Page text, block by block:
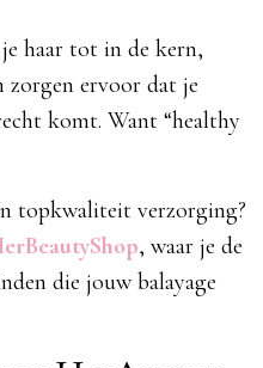
haar tot in de kern,
zorgen ervoor dat je
komt. Want “healthy
topkwaliteit verzorging?
, waar je de
die jouw balayage